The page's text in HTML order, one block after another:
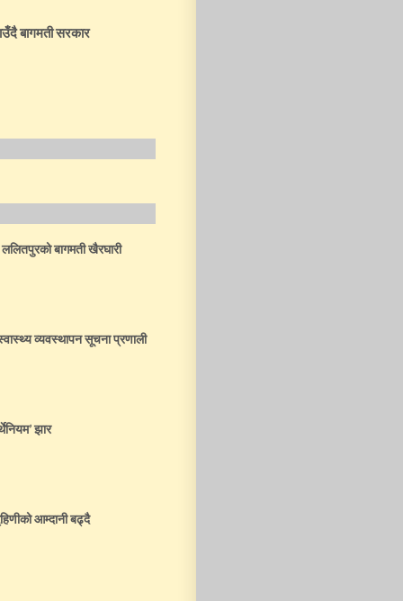
बागमती सरकार
बागमती खैरघारी
व्यवस्थापन सूचना प्रणाली
झार
आम्दानी बढ्दै